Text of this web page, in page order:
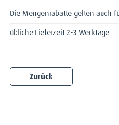
Die Mengenrabatte gelten auch
übliche Lieferzeit 2-3 Werktage
Zurück